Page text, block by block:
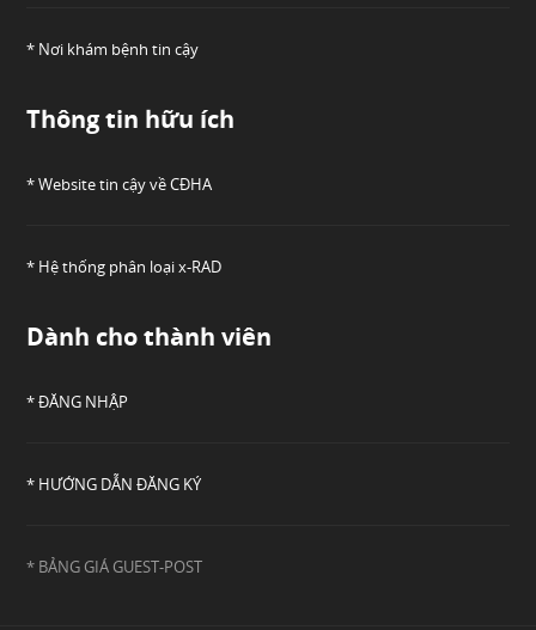
* Nơi khám bệnh tin cậy
Thông tin hữu ích
* Website tin cậy về CĐHA
* Hệ thống phân loại x-RAD
Dành cho thành viên
* ĐĂNG NHẬP
* HƯỚNG DẪN ĐĂNG KÝ
* BẢNG GIÁ GUEST-POST